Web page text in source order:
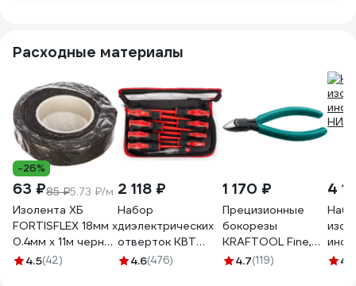
Расходные материалы
-26%
63 ₽85 ₽5.73 ₽/м
Изолента ХБ
FORTISFLEX 18мм х
0.4мм х 11м черная
71242
4.5(42)
2 118 ₽
Набор
диэлектрических
отверток КВТ
Профи НИО-09
4.6(476)
1 170 ₽
Прецизионные
бокорезы
KRAFTOOL Fine,
чистый рез 115 мм
4.7(119)
4
4.3